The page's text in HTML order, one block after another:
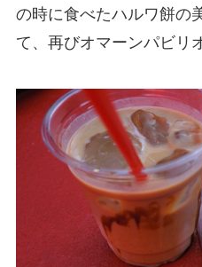
の時に食べたハルワ餅の
て、再びオマーンパビリ